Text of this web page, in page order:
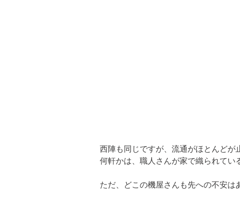
西陣も同じですが、流通がほとんどが
何軒かは、職人さんが家で織られてい
ただ、どこの機屋さんも先への不安は